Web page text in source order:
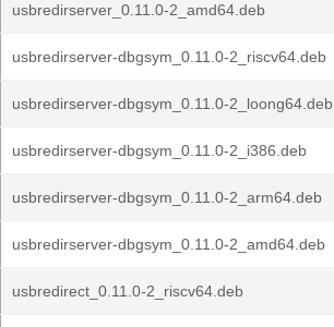
usbredirserver_0.11.0-2_amd64.deb
usbredirserver-dbgsym_0.11.0-2_riscv64.deb
usbredirserver-dbgsym_0.11.0-2_loong64.deb
usbredirserver-dbgsym_0.11.0-2_i386.deb
usbredirserver-dbgsym_0.11.0-2_arm64.deb
usbredirserver-dbgsym_0.11.0-2_amd64.deb
usbredirect_0.11.0-2_riscv64.deb